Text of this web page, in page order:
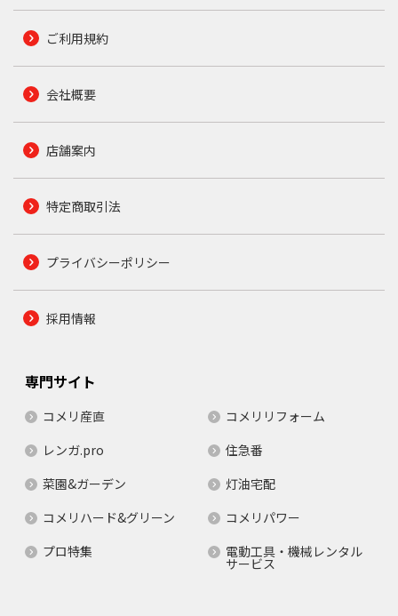
ご利用規約
会社概要
店舗案内
特定商取引法
プライバシーポリシー
採用情報
専門サイト
コメリ産直
コメリリフォーム
レンガ.pro
住急番
菜園&ガーデン
灯油宅配
コメリハード&グリーン
コメリパワー
プロ特集
電動工具・機械レンタル
サービス